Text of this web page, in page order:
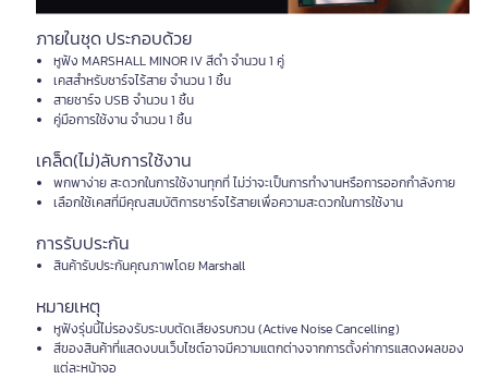
ภายในชุด ประกอบด้วย
หูฟัง MARSHALL MINOR IV สีดำ จำนวน 1 คู่
เคสสำหรับชาร์จไร้สาย จำนวน 1 ชิ้น
สายชาร์จ USB จำนวน 1 ชิ้น
คู่มือการใช้งาน จำนวน 1 ชิ้น
เคล็ด(ไม่)ลับการใช้งาน
พกพาง่าย สะดวกในการใช้งานทุกที่ ไม่ว่าจะเป็นการทำงานหรือการออกกำลังกาย
เลือกใช้เคสที่มีคุณสมบัติการชาร์จไร้สายเพื่อความสะดวกในการใช้งาน
การรับประกัน
สินค้ารับประกันคุณภาพโดย Marshall
หมายเหตุ
หูฟังรุ่นนี้ไม่รองรับระบบตัดเสียงรบกวน (Active Noise Cancelling)
สีของสินค้าที่แสดงบนเว็บไซต์อาจมีความแตกต่างจากการตั้งค่าการแสดงผลของ
แต่ละหน้าจอ